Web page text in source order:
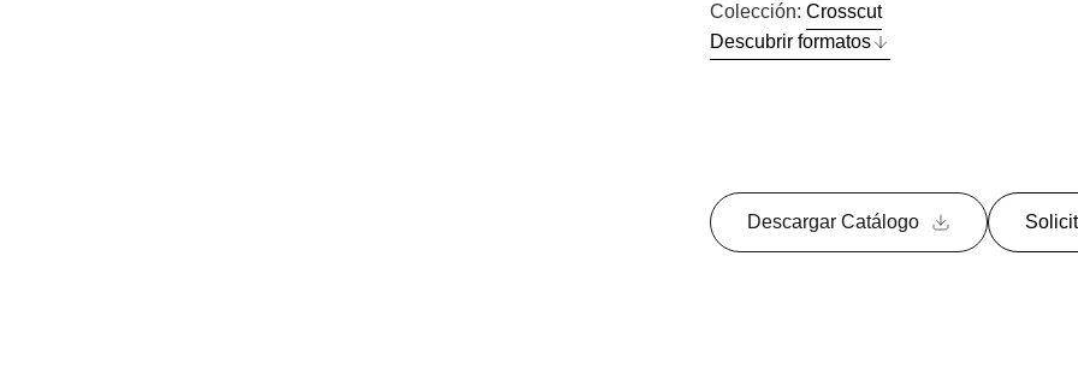
Colección: Crosscut
Descubrir formatos
Descargar Catálogo